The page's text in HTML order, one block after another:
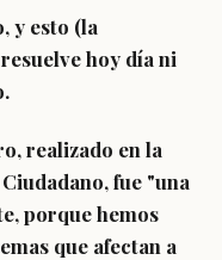
,y esto (la
hoy día ni
realizado en la
fue "una
,porque hemos
que afectan a